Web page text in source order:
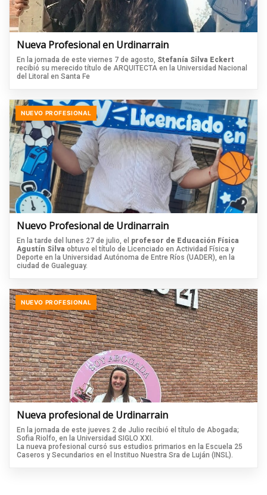
Nueva Profesional en Urdinarrain
En la jornada de este viernes 7 de agosto, Stefanía Silva Eckert
recibió su merecido título de ARQUITECTA en la Universidad Nacional
del Litoral en Santa Fe
NUEVO PROFESIONAL
Nuevo Profesional de Urdinarrain
En la tarde del lunes 27 de julio, el profesor de Educación Física
Agustín Silva obtuvo el título de Licenciado en Actividad Física y
Deporte en la Universidad Autónoma de Entre Ríos (UADER), en la
ciudad de Gualeguay.
NUEVO PROFESIONAL
Nueva profesional de Urdinarrain
En la jornada de este jueves 2 de Julio recibió el título de Abogada;
Sofia Riolfo, en la Universidad SIGLO XXI.
La nueva profesional cursó sus estudios primarios en la Escuela 25
Caseros y Secundarios en el Instituo Nuestra Sra de Luján (INSL).